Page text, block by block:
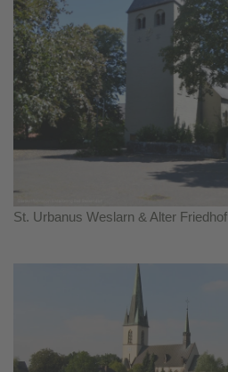
St. Urbanus Weslarn & Alter Friedhof